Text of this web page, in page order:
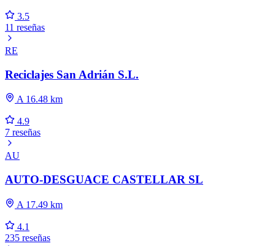
3.5
11 reseñas
RE
Reciclajes San Adrián S.L.
A 16.48 km
4.9
7 reseñas
AU
AUTO-DESGUACE CASTELLAR SL
A 17.49 km
4.1
235 reseñas